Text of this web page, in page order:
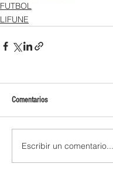
FUTBOL
LIFUNE
Comentarios
Escribir un comentario...